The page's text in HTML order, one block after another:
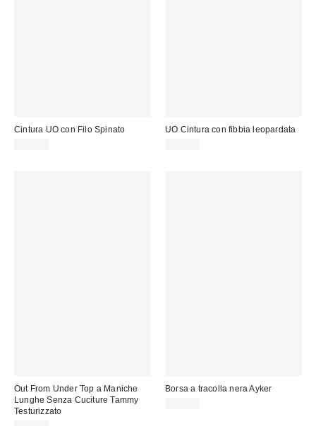
Cintura UO con Filo Spinato
UO Cintura con fibbia leopardata
Out From Under Top a Maniche
Lunghe Senza Cuciture Tammy
Testurizzato
Borsa a tracolla nera Ayker